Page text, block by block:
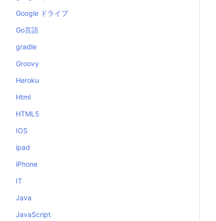
Google ドライブ
Go言語
gradle
Groovy
Heroku
Html
HTML5
IOS
ipad
iPhone
IT
Java
JavaScript